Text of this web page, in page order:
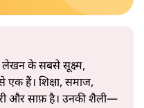
लेखन के सबसे सूक्ष्म,
एक हैं। शिक्षा, समाज,
और साफ़ है। उनकी शैली—